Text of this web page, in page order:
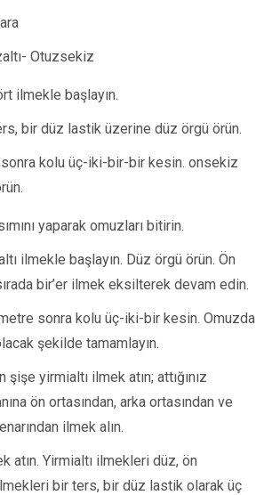
Otuzsekiz
ilmekle başlayın.
bir düz lastik üzerine düz örgü örün.
kolu üç-iki-bir-bir kesin. onsekiz
yaparak omuzları bitirin.
ilmekle başlayın. Düz örgü örün. Ön
bir’er ilmek eksilterek devam edin.
sonra kolu üç-iki-bir kesin. Omuzda
şekilde tamamlayın.
şişe yirmialtı ilmek atın; attığınız
ön ortasından, arka ortasından ve
ilmek alın.
atın. Yirmialtı ilmekleri düz, ön
bir ters, bir düz lastik olarak üç